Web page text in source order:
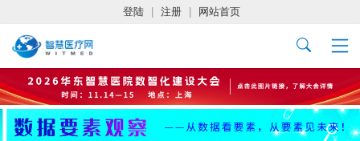
登陆 注册 网站首页